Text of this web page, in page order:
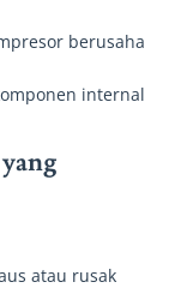
berusaha
internal
atau rusak